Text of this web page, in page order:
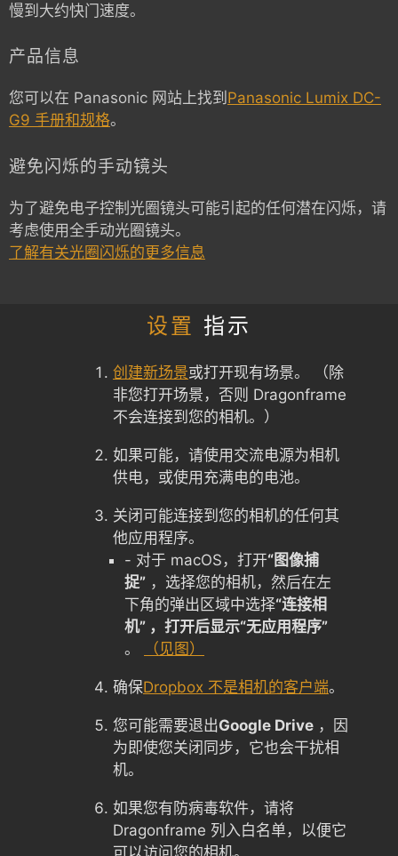
慢到大约快门速度。
产品信息
您可以在 Panasonic 网站上找到 Panasonic Lumix DC-
G9 手册和规格。
避免闪烁的手动镜头
为了避免电子控制光圈镜头可能引起的任何潜在闪烁，请
考虑使用全手动光圈镜头。
了解有关光圈闪烁的更多信息
设置 指示
创建新场景或打开现有场景。 （除
非您打开场景，否则 Dragonframe
不会连接到您的相机。）
如果可能，请使用交流电源为相机
供电，或使用充满电的电池。
关闭可能连接到您的相机的任何其
他应用程序。
- 对于 macOS，打开“图像捕
捉” ，选择您的相机，然后在左
下角的弹出区域中选择“连接相
机” ，打开后显示“无应用程序”
。
（见图）
确保Dropbox 不是相机的客户端。
您可能需要退出Google Drive ，因
为即使您关闭同步，它也会干扰相
机。
如果您有防病毒软件，请将
Dragonframe 列入白名单，以便它
可以访问您的相机。